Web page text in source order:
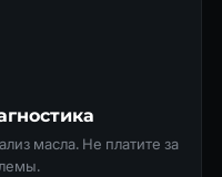
масла. Не платите за